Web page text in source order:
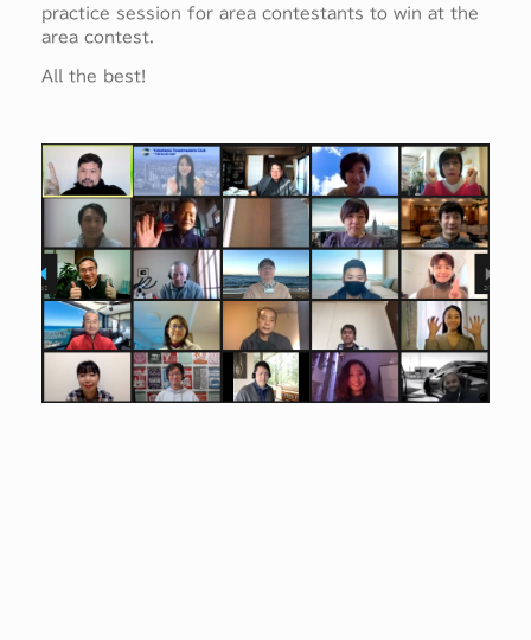
practice session for area contestants to win at the
area contest.
All the best!